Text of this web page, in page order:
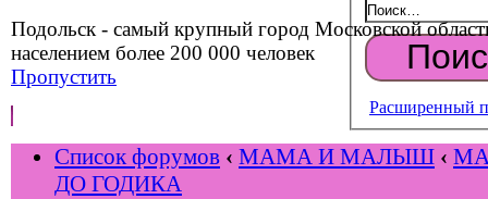
Подольск - самый крупный город Московской
населением более 200 000 человек
Пропустить
Расширенный
Список форумов ‹ МАМА И МАЛЫШ ‹
ДО ГОДИКА